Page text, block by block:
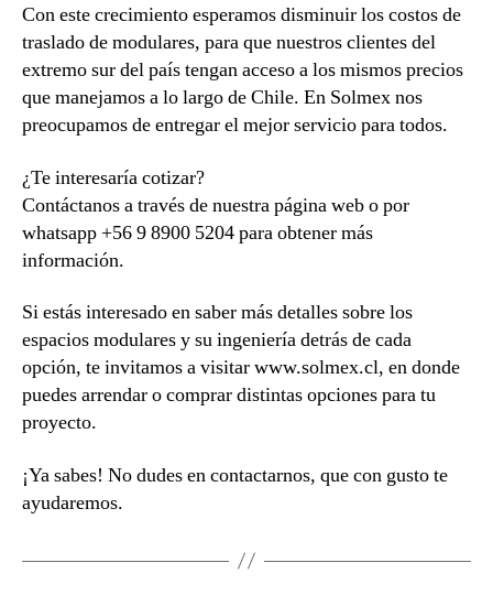
Con este crecimiento esperamos disminuir los costos de
traslado de modulares, para que nuestros clientes del
extremo sur del país tengan acceso a los mismos precios
que manejamos a lo largo de Chile. En Solmex nos
preocupamos de entregar el mejor servicio para todos.
¿Te interesaría cotizar?
Contáctanos a través de nuestra página web o por
whatsapp +56 9 8900 5204 para obtener más
información.
Si estás interesado en saber más detalles sobre los
espacios modulares y su ingeniería detrás de cada
opción, te invitamos a visitar www.solmex.cl, en donde
puedes arrendar o comprar distintas opciones para tu
proyecto.
¡Ya sabes! No dudes en contactarnos, que con gusto te
ayudaremos.